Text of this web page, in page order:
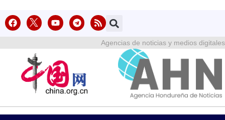
Agencias de noticias y medios digitales